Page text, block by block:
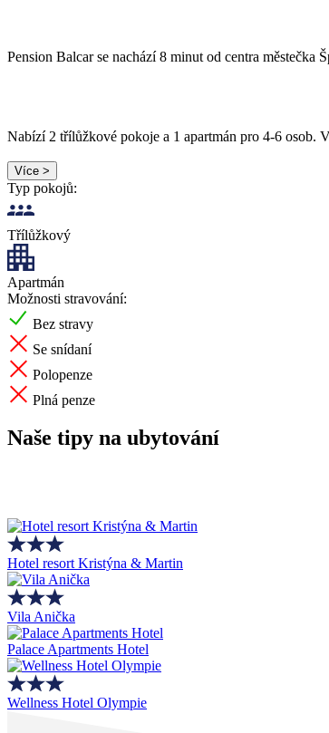
Pension Balcar se nachází 8 minut od centra
Nabízí 2 třílůžkové pokoje a 1 apartmán pro 4-6 osob.
Více >
Typ pokojů:
Třílůžkový
Apartmán
Možnosti stravování:
Bez stravy
Se snídaní
Polopenze
Plná penze
Naše tipy na ubytování
Hotel resort Kristýna & Martin
Vila Anička
Palace Apartments Hotel
Wellness Hotel Olympie